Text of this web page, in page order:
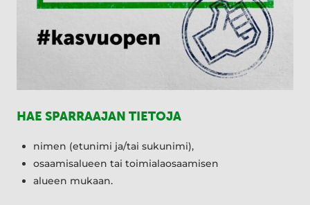
HAE SPARRAAJAN TIETOJA
nimen (etunimi ja/tai sukunimi),
osaamisalueen tai toimialaosaamisen
alueen mukaan.